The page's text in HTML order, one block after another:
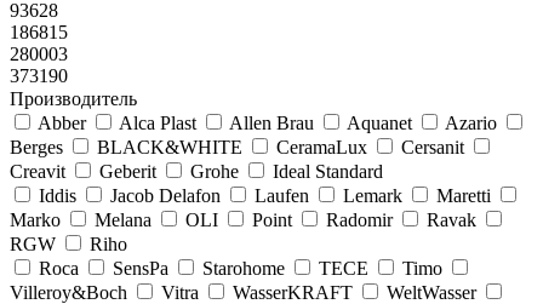
93628
186815
280003
373190
Производитель
Abber
Alca Plast Allen Brau Aquanet
Azario
Berges
BLACK&WHITE CeramaLux
Cersanit
Creavit
Geberit Grohe
Ideal Standard
Iddis
Jacob Delafon Laufen Lemark
Maretti
Marko
Melana OLI Point Radomir
Ravak
RGW
Riho
Roca
SensPa Starohome TECE
Timo
Villeroy&Boсh
Vitra WasserKRAFT
WeltWasser